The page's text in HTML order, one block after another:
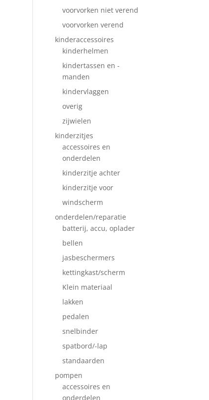
voorvorken niet verend
voorvorken verend
kinderaccessoires
kinderhelmen
kindertassen en -
manden
kindervlaggen
overig
zijwielen
kinderzitjes
accessoires en
onderdelen
kinderzitje achter
kinderzitje voor
windscherm
onderdelen/reparatie
batterij, accu, oplader
bellen
jasbeschermers
kettingkast/scherm
Klein materiaal
lakken
pedalen
snelbinder
spatbord/-lap
standaarden
pompen
accessoires en
onderdelen